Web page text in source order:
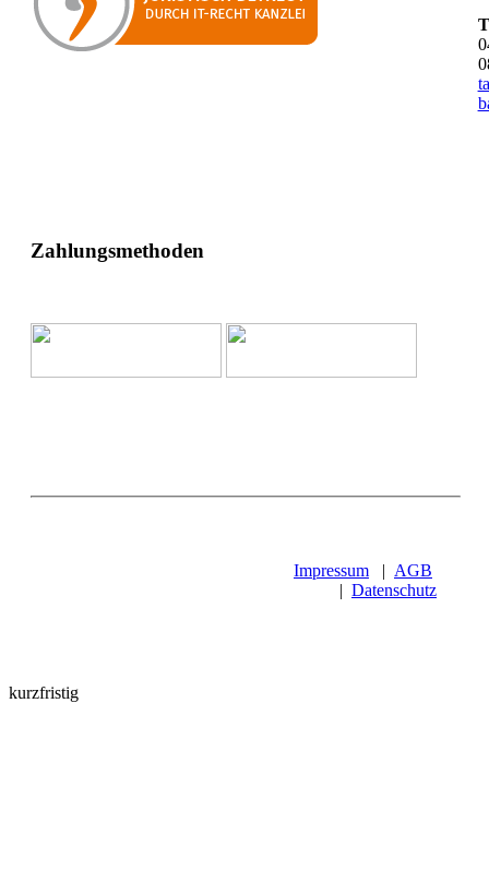
Zahlungsmethoden
Impressum | AGB
| Datenschutz
kurzfristig